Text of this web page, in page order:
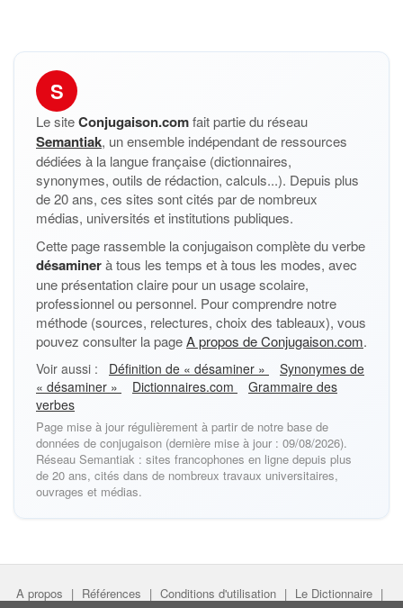
S
Le siteConjugaison.comfait partie du réseau
Semantiak, un ensemble indépendant de ressources
dédiées à la langue française (dictionnaires,
synonymes, outils de rédaction, calculs...). Depuis plus
de 20 ans, ces sites sont cités par de nombreux
médias, universités et institutions publiques.
Cette page rassemble la conjugaison complète du verbe
désaminerà tous les temps et à tous les modes, avec
une présentation claire pour un usage scolaire,
professionnel ou personnel. Pour comprendre notre
méthode (sources, relectures, choix des tableaux), vous
pouvez consulter la pageA propos de Conjugaison.com.
Voir aussi : Définition de « désaminer »
Synonymes de
« désaminer »
Dictionnaires.com
Grammaire des
verbes
Page mise à jour régulièrement à partir de notre base de
données de conjugaison (dernière mise à jour : 09/08/2026).
Réseau Semantiak : sites francophones en ligne depuis plus
de 20 ans, cités dans de nombreux travaux universitaires,
ouvrages et médias.
A propos | Références | Conditions d'utilisation | Le Dictionnaire |